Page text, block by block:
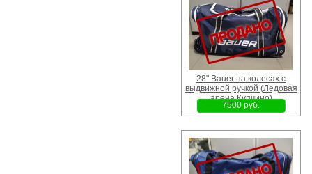
28" Bauer на колесах с
выдвижной ручкой (Ледовая
арена Купчино)
7500 руб.